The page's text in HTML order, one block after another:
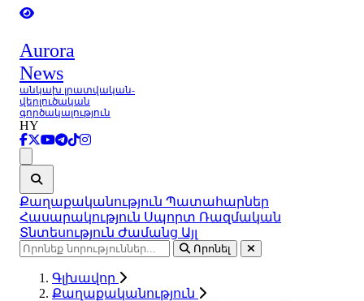
Aurora
News
անկախ լրատվական-
վերլուծական
գործակալություն
HY
Քաղաքականություն Պատահարներ
Հասարակություն Սպորտ Ռազմական
Տնտեսություն Ժամանց Այլ
Որոնել
Գլխավոր
Քաղաքականություն